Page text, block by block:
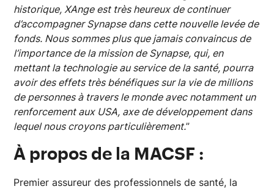
historique, XAnge est très heureux de continuer
d’accompagner Synapse dans cette nouvelle levée de
fonds. Nous sommes plus que jamais convaincus de
l’importance de la mission de Synapse, qui, en
mettant la technologie au service de la santé, pourra
avoir des effets très bénéfiques sur la vie de millions
de personnes à travers le monde avec notamment un
renforcement aux USA, axe de développement dans
lequel nous croyons particulièrement.”
À propos de la MACSF :
Premier assureur des professionnels de santé, la